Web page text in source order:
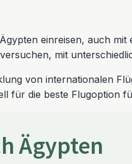
einreisen, auch
mit
von internationalen
für die beste Flugoption
Ägypten